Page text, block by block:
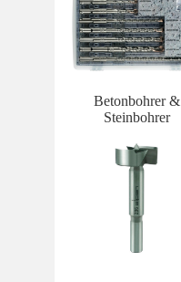
Betonbohrer &
Steinbohrer